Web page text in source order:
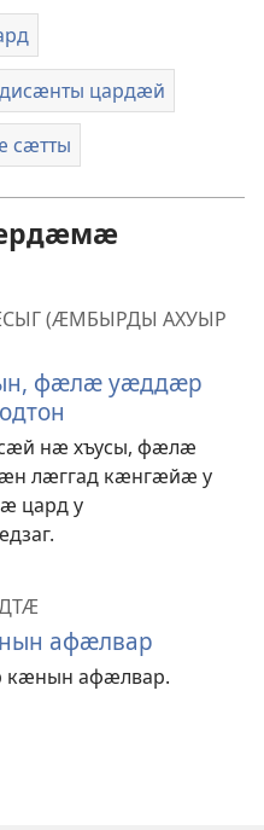
цардӕй
сӕтты
(ӔМБЫРДЫ АХУЫР
фӕлӕ уӕддӕр
нӕ хъусы, фӕлӕ
лӕггад кӕнгӕйӕ у
цард у
афӕлвар
кӕнын афӕлвар.